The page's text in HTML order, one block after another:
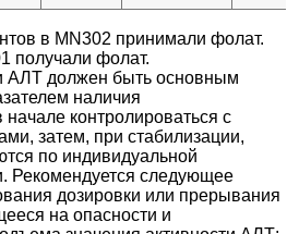
в MN302 принимали фолат.
получали фолат.
АЛТ должен быть основным
наличия
начале контролироваться с
затем, при стабилизации,
по индивидуальной
Рекомендуется следующее
дозировки или прерывания
на опасности и